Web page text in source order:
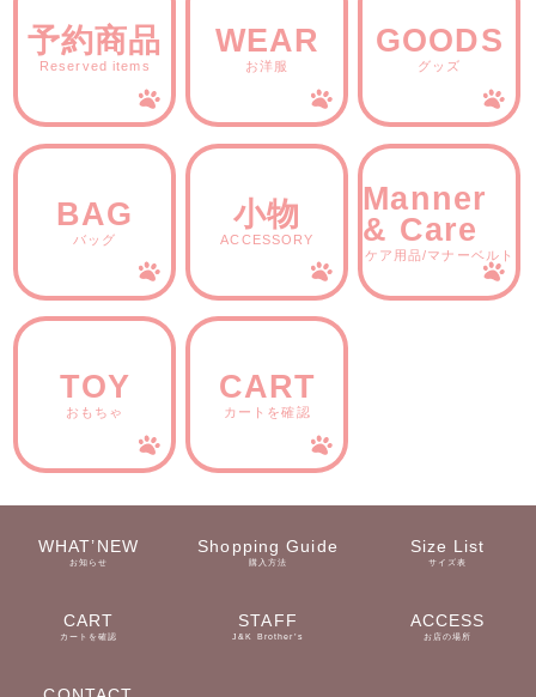
予約商品
Reserved items
WEAR
お洋服
GOODS
グッズ
BAG
バッグ
小物
ACCESSORY
Manner
& Care
ケア用品/マナーベルト
TOY
おもちゃ
CART
カートを確認
WHAT’NEW
お知らせ
Shopping Guide
購入方法
Size List
サイズ表
CART
カートを確認
STAFF
J&K Brother’s
ACCESS
お店の場所